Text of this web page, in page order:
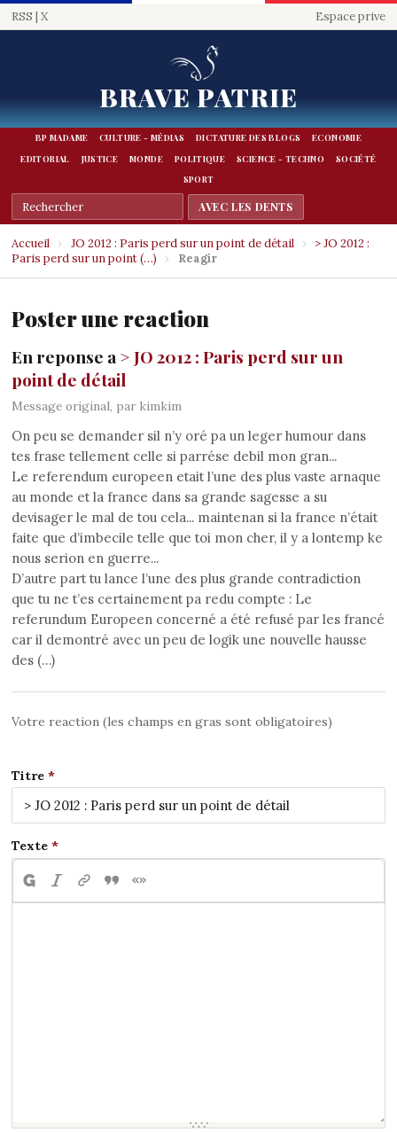
RSS | X Espace prive
BRAVE PATRIE
BP MADAME CULTURE - MÉDIAS DICTATURE DES BLOGS
ECONOMIE
EDITORIAL
JUSTICE MONDE POLITIQUE SCIENCE - TECHNO
SOCIÉTÉ
SPORT
Accueil › JO 2012 : Paris perd sur un point de détail ›
> JO 2012 :
Paris perd sur un point (…)
› Reagir
Poster une reaction
En reponse a > JO 2012 : Paris perd sur un
point de détail
Message original, par kimkim
On peu se demander sil n’y oré pa un leger humour dans
tes frase tellement celle si parrése debil mon gran...
Le referendum europeen etait l’une des plus vaste arnaque
au monde et la france dans sa grande sagesse a su
devisager le mal de tou cela... maintenan si la france n’était
faite que d’imbecile telle que toi mon cher, il y a lontemp ke
nous serion en guerre...
D’autre part tu lance l’une des plus grande contradiction
que tu ne t’es certainement pa redu compte : Le
referundum Europeen concerné a été refusé par les francé
car il demontré avec un peu de logik une nouvelle hausse
des (…)
Votre reaction (les champs en gras sont obligatoires)
Titre
Texte